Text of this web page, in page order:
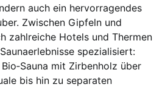
auch ein hervorragendes
Zwischen Gipfeln und
zahlreiche Hotels und Thermen
spezialisiert:
mit Zirbenholz über
bis hin zu separaten